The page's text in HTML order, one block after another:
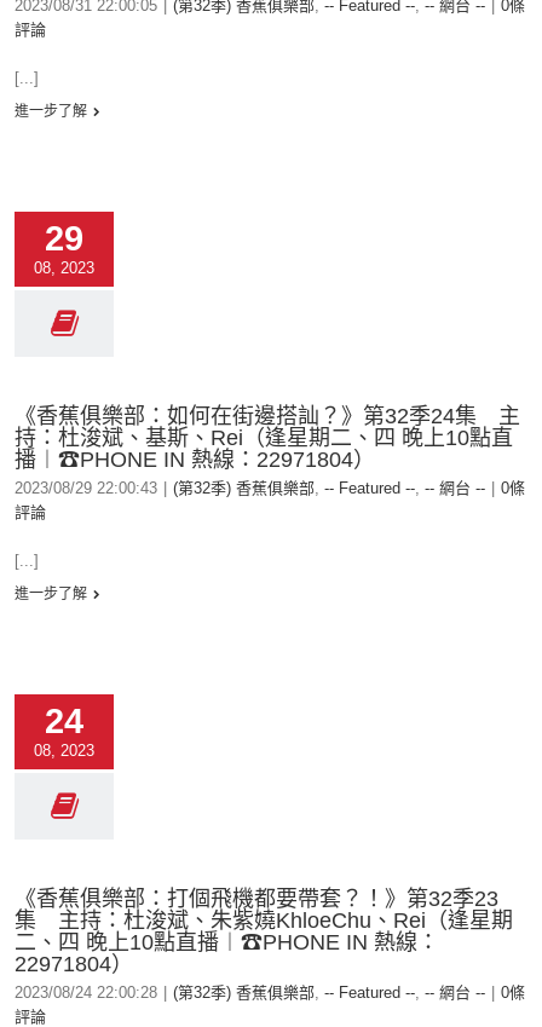
2023/08/31 22:00:05 (第32季) 香蕉俱樂部, -- Featured --, -- 網台 --
0條
評論
[...]
進一步了解
29
08, 2023
《香蕉俱樂部：如何在街邊搭訕？》第32季24集 主
持：杜浚斌、基斯、Rei（逢星期二、四 晚上10點直
播︱☎PHONE IN 熱線：22971804）
2023/08/29 22:00:43 (第32季) 香蕉俱樂部, -- Featured --, -- 網台 --
0條
評論
[...]
進一步了解
24
08, 2023
《香蕉俱樂部：打個飛機都要帶套？！》第32季23
集 主持：杜浚斌、朱紫嬈KhloeChu、Rei（逢星期
二、四 晚上10點直播︱☎PHONE IN 熱線：
22971804）
2023/08/24 22:00:28 (第32季) 香蕉俱樂部, -- Featured --, -- 網台 --
0條
評論